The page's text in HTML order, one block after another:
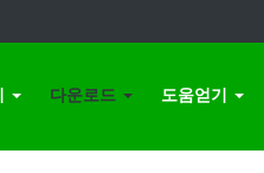
다운로드 도움얻기